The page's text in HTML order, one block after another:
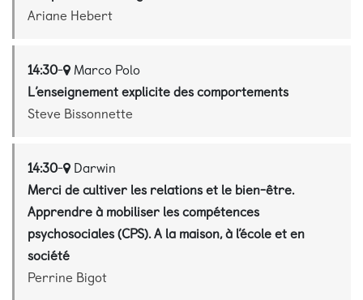
Ariane Hebert
14:30- Marco Polo
L’enseignement explicite des comportements
Steve Bissonnette
14:30- Darwin
Merci de cultiver les relations et le bien-être.
Apprendre à mobiliser les compétences
psychosociales (CPS). A la maison, à l’école et en
société
Perrine Bigot